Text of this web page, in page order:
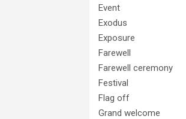
Event
Exodus
Exposure
Farewell
Farewell ceremony
Festival
Flag off
Grand welcome